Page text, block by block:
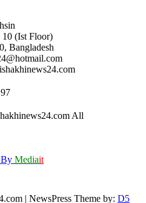
(Ist Floor)
Bangladesh
All
Mediait
| NewsPress Theme by: D5